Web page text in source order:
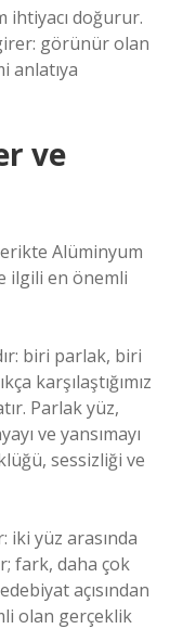
ihtiyacı doğurur.
görünür olan
anlatıya
ve
Alüminyum
ilgili en önemli
biri parlak, biri
karşılaştığımız
Parlak yüz,
ve yansımayı
sessizliği ve
iki yüz arasında
fark, daha çok
açısından
olan gerçeklik